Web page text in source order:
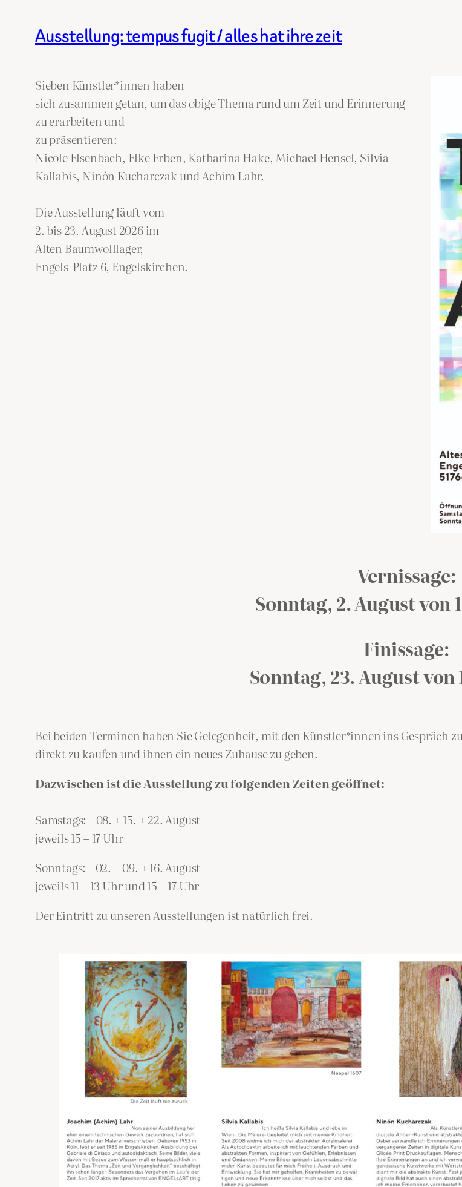
Ausstellung: tempus fugit / alles hat ihre zeit
Sieben Künstler*innen haben
sich zusammen getan, um das obige Thema rund um Zeit und Erinnerung
zu erarbeiten und
zu präsentieren:
Nicole Elsenbach, Elke Erben, Katharina Hake, Michael Hensel, Silvia
Kallabis, Ninón Kucharczak und Achim Lahr.
Die Ausstellung läuft vom
2. bis 23. August 2026 im
Alten Baumwolllager,
Engels-Platz 6, Engelskirchen.
Vernissage:
Sonntag, 2. August von
Finissage:
Sonntag, 23. August von
Bei beiden Terminen haben Sie Gelegenheit, mit den Künstler*innen ins Gespräch
direkt zu kaufen und ihnen ein neues Zuhause zu geben.
Dazwischen ist die Ausstellung zu folgenden Zeiten geöffnet:
Samstags: 08. + 15. + 22. August
jeweils 15 – 17 Uhr
Sonntags: 02. + 09. + 16. August
jeweils 11 – 13 Uhr und 15 – 17 Uhr
Der Eintritt zu unseren Ausstellungen ist natürlich frei.